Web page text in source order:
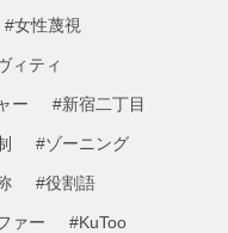
#女性蔑視
ィティ
ー #新宿二丁目
#ゾーニング
#役割語
ァー #KuToo